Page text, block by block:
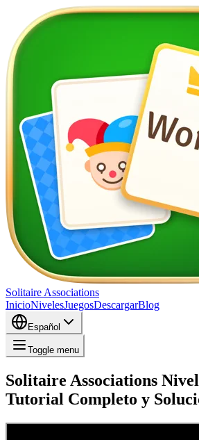
Solitaire Associations
InicioNivelesJuegosDescargarBlog
Español
Toggle menu
Solitaire Associations
Tutorial Completo y